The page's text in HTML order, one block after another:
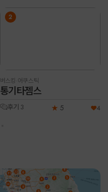
2
버스킹·어쿠스틱
통기타젬스
후기 3 ★ 5 4